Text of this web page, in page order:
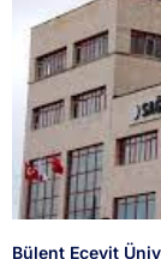
Bülent Ecevit